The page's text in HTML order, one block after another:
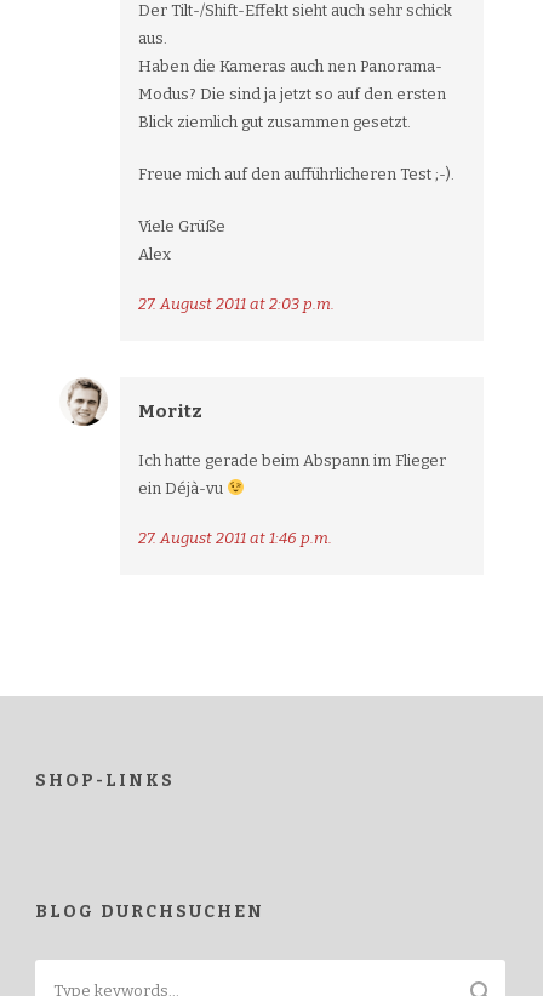
Der Tilt-/Shift-Effekt sieht auch sehr schick
aus.
Haben die Kameras auch nen Panorama-
Modus? Die sind ja jetzt so auf den ersten
Blick ziemlich gut zusammen gesetzt.
Freue mich auf den aufführlicheren Test ;-).
Viele Grüße
Alex
27. August 2011 at 2:03 p.m.
Moritz
Ich hatte gerade beim Abspann im Flieger
ein Déjà-vu
27. August 2011 at 1:46 p.m.
SHOP-LINKS
BLOG DURCHSUCHEN